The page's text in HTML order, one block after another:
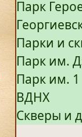
Парк
Парки и
Парк им.
Парк им.
ВДНХ
Скверы и